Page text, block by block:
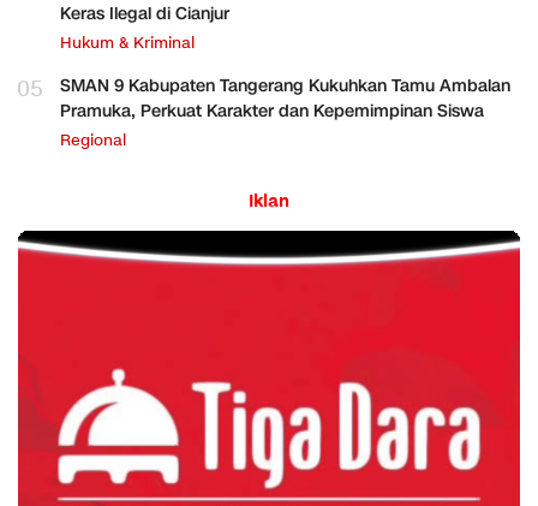
Keras Ilegal di Cianjur
Hukum & Kriminal
05
SMAN 9 Kabupaten Tangerang Kukuhkan Tamu Ambalan
Pramuka, Perkuat Karakter dan Kepemimpinan Siswa
Regional
Iklan